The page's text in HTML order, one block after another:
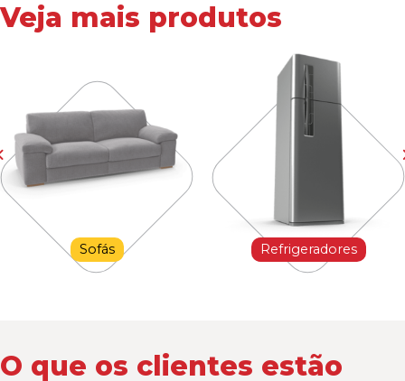
Veja mais produtos
Sofás Refrigeradores
O que os clientes estão